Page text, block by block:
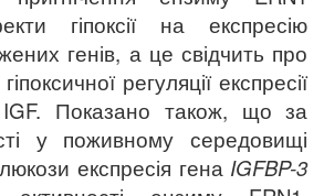
гіпоксії на експресію
генів, а це свідчить про
регуляції експресії
Показано також, що за
у поживному середовищі
експресія гена IGFBP-3